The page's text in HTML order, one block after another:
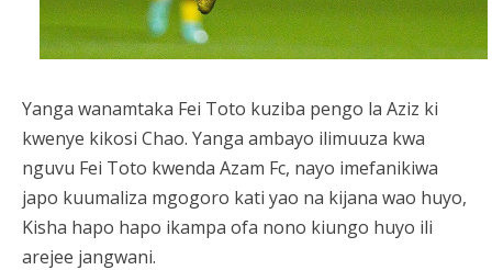
Yanga wanamtaka Fei Toto kuziba pengo la Aziz ki
kwenye kikosi Chao. Yanga ambayo ilimuuza kwa
nguvu Fei Toto kwenda Azam Fc, nayo imefanikiwa
japo kuumaliza mgogoro kati yao na kijana wao huyo,
Kisha hapo hapo ikampa ofa nono kiungo huyo ili
arejee jangwani.